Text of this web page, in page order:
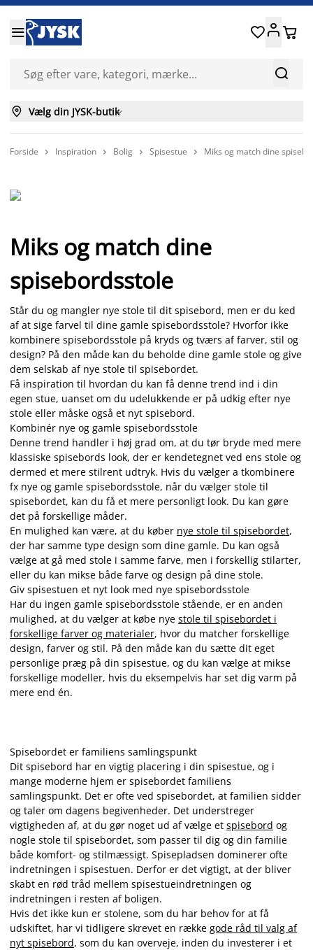


 
 Vælg din JYSK-butik
Forside  Inspiration  Bolig  Spisestue  Miks og match dine
Miks og match dine
spisebordsstole
Står du og mangler nye stole til dit spisebord, men er du ked
af at sige farvel til dine gamle spisebordsstole? Hvorfor ikke
kombinere spisebordsstole på kryds og tværs af farver, stil og
design? På den måde kan du beholde dine gamle stole og give
dem selskab af nye stole til spisebordet.
Få inspiration til hvordan du kan få denne trend ind i din
egen stue, uanset om du udelukkende er på udkig efter nye
stole eller måske også et nyt spisebord.
Kombinér nye og gamle spisebordsstole
Denne trend handler i høj grad om, at du tør bryde med mere
klassiske spisebords look, der er kendetegnet ved ens stole og
dermed et mere stilrent udtryk. Hvis du vælger a tkombinere
fx nye og gamle spisebordsstole, når du vælger stole til
spisebordet, kan du få et mere personligt look. Du kan gøre
det på forskellige måder.
En mulighed kan være, at du køber nye stole til spisebordet,
der har samme type design som dine gamle. Du kan også
vælge at gå med stole i samme farve, men i forskellig stilarter,
eller du kan mikse både farve og design på dine stole.
Giv spisestuen et nyt look med nye spisebordsstole
Har du ingen gamle spisebordsstole stående, er en anden
mulighed, at du vælger at købe nye stole til spisebordet i
forskellige farver og materialer, hvor du matcher forskellige
design, farver og stil. På den måde kan du sætte dit eget
personlige præg på din spisestue, og du kan vælge at mikse
forskellige modeller, hvis du eksempelvis har set dig varm på
mere end én.
Spisebordet er familiens samlingspunkt
Dit spisebord har en vigtig placering i din spisestue, og i
mange moderne hjem er spisebordet familiens
samlingspunkt. Det er ofte ved spisebordet, at familien sidder
og taler om dagens begivenheder. Det understreger
vigtigheden af, at du gør noget ud af vælge et spisebord og
nogle stole til spisebordet, som passer til dig og din familie
både komfort- og stilmæssigt. Spisepladsen dominerer ofte
indretningen i spisestuen. Derfor er det vigtigt, at der bliver
skabt en rød tråd mellem spisestueindretningen og
indretningen i resten af boligen.
Hvis det ikke kun er stolene, som du har behov for at få
udskiftet, har vi tidligere skrevet en række gode råd til valg af
nyt spisebord, som du kan overveje, inden du investerer i et